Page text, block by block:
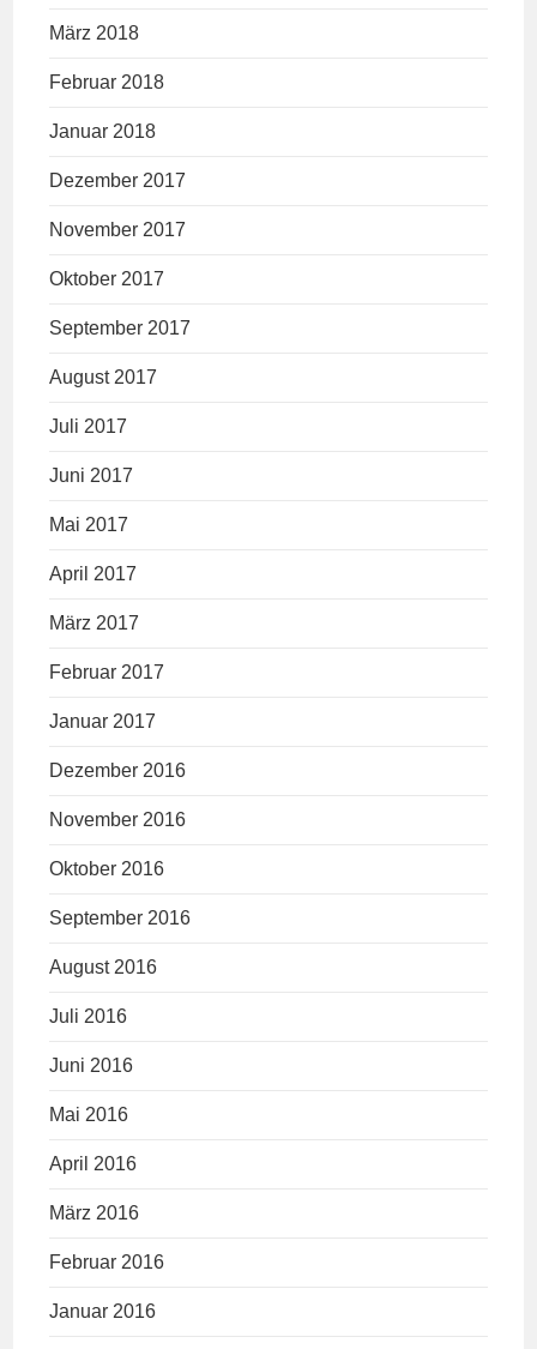
März 2018
Februar 2018
Januar 2018
Dezember 2017
November 2017
Oktober 2017
September 2017
August 2017
Juli 2017
Juni 2017
Mai 2017
April 2017
März 2017
Februar 2017
Januar 2017
Dezember 2016
November 2016
Oktober 2016
September 2016
August 2016
Juli 2016
Juni 2016
Mai 2016
April 2016
März 2016
Februar 2016
Januar 2016